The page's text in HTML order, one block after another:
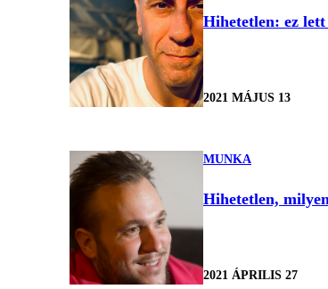
Hihetetlen: ez
2021 MÁJUS 13
MUNKA
Hihetetlen,
2021 ÁPRILIS 27